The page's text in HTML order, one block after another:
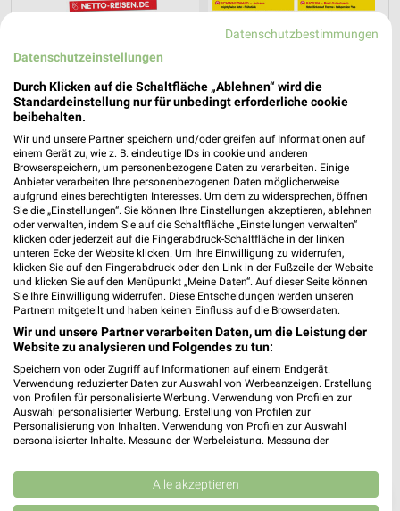
Jetzt alle "Urlaub & Reisen" Themen entdecken!
❯
Datenschutzbestimmungen
Datenschutzeinstellungen
Durch Klicken auf die Schaltfläche „Ablehnen“ wird die
Standardeinstellung nur für unbedingt erforderliche cookie
beibehalten.
Wir und unsere Partner speichern und/oder greifen auf Informationen auf
einem Gerät zu, wie z. B. eindeutige IDs in cookie und anderen
Browserspeichern, um personenbezogene Daten zu verarbeiten. Einige
Anbieter verarbeiten Ihre personenbezogenen Daten möglicherweise
aufgrund eines berechtigten Interesses. Um dem zu widersprechen, öffnen
Sie die „Einstellungen“. Sie können Ihre Einstellungen akzeptieren, ablehnen
oder verwalten, indem Sie auf die Schaltfläche „Einstellungen verwalten“
klicken oder jederzeit auf die Fingerabdruck-Schaltfläche in der linken
unteren Ecke der Website klicken. Um Ihre Einwilligung zu widerrufen,
klicken Sie auf den Fingerabdruck oder den Link in der Fußzeile der Website
und klicken Sie auf den Menüpunkt „Meine Daten“. Auf dieser Seite können
Sie Ihre Einwilligung widerrufen. Diese Entscheidungen werden unseren
Partnern mitgeteilt und haben keinen Einfluss auf die Browserdaten.
Wir und unsere Partner verarbeiten Daten, um die Leistung der
Website zu analysieren und Folgendes zu tun:
Speichern von oder Zugriff auf Informationen auf einem Endgerät.
Verwendung reduzierter Daten zur Auswahl von Werbeanzeigen. Erstellung
von Profilen für personalisierte Werbung. Verwendung von Profilen zur
Auswahl personalisierter Werbung. Erstellung von Profilen zur
Personalisierung von Inhalten. Verwendung von Profilen zur Auswahl
personalisierter Inhalte. Messung der Werbeleistung. Messung der
Kombinationen von Daten aus verschiedenen Quellen. Entwicklung und
Verbesserung der Angebote. Verwendung reduzierter Daten zur Auswahl
von Inhalten.
Alle akzeptieren